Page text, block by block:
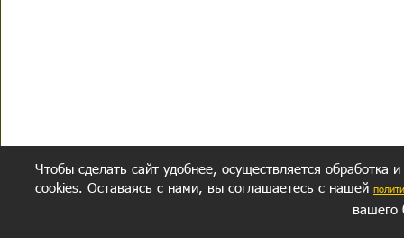
Чтобы сделать сайт удобнее, осуществляется обработка
cookies. Оставаясь с нами, вы соглашаетесь с нашей
вашего